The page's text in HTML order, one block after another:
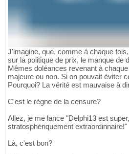
J'imagine, que, comme à chaque
sur la politique de prix, le manque de
Mêmes doléances revenant à
majeure ou non. Si on pouvait éviter
Pourquoi? La vérité est mauvaise à
C'est le règne de la censure?
Allez, je me lance "Delphi13 est
stratosphériquement extraordinnaire!"
Là, c'est bon?